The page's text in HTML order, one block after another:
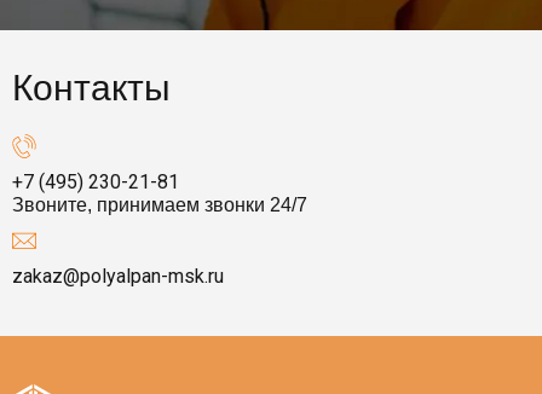
Контакты
+7 (495) 230-21-81
Звоните, принимаем звонки 24/7
zakaz@polyalpan-msk.ru